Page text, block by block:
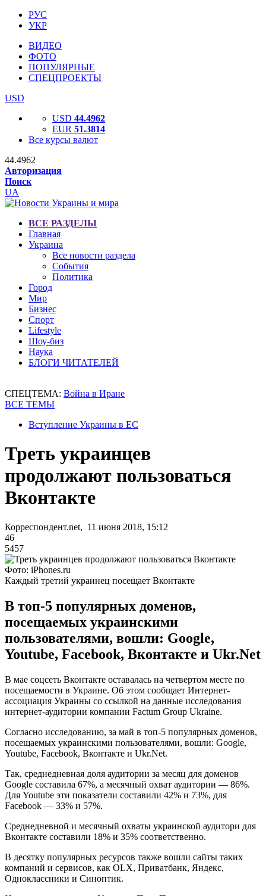
РУС
УКР
ВИДЕО
ФОТО
ПОПУЛЯРНЫЕ
СПЕЦПРОЕКТЫ
USD
USD 44.4962
EUR 51.3814
Все курсы валют
44.4962
Авторизация
Поиск
UA
ВСЕ РАЗДЕЛЫ
Главная
Украина
Все новости раздела
События
Политика
Город
Мир
Бизнес
Спорт
Lifestyle
Шоу-биз
Наука
БЛОГИ ЧИТАТЕЛЕЙ
СПЕЦТЕМА: Война в Иране
ВСЕ ТЕМЫ
Вступление Украины в ЕС
Треть украинцев
продолжают пользоваться
Вконтакте
Корреспондент.net, 11 июня 2018, 15:12
46
5457
Фото: iPhones.ru
Каждый третий украинец посещает Вконтакте
В топ-5 популярных доменов,
посещаемых украинскими
пользователями, вошли: Google,
Youtube, Facebook, Вконтакте и Ukr.Net
В мае соцсеть Вконтакте оставалась на четвертом месте по
посещаемости в Украине. Об этом сообщает Интернет-
ассоциация Украины со ссылкой на данные исследования
интернет-аудитории компании Factum Group Ukraine.
Согласно исследованию, за май в топ-5 популярных доменов,
посещаемых украинскими пользователями, вошли: Google,
Youtube, Facebook, Вконтакте и Ukr.Net.
Так, среднедневная доля аудитории за месяц для доменов
Google составила 67%, а месячный охват аудитории — 86%.
Для Youtube эти показатели составили 42% и 73%, для
Facebook — 33% и 57%.
Среднедневной и месячный охваты украинской аудитори для
Вконтакте составили 18% и 35% соответственно.
В десятку популярных ресурсов также вошли сайты таких
компаний и сервисов, как OLX, Приватбанк, Яндекс,
Одноклассники и Синоптик.